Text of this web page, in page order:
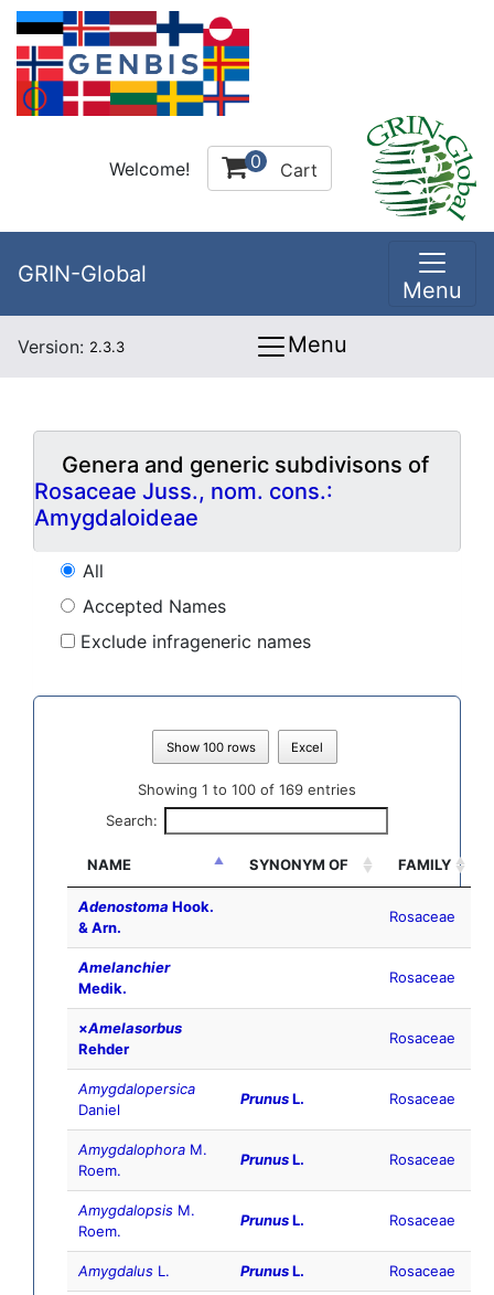
Welcome! 0 Cart
GRIN-Global
Menu
Version: 2.3.3 Menu
Genera and generic subdivisons of
Rosaceae Juss., nom. cons.:
Amygdaloideae
All
Accepted Names
Exclude infrageneric names
Show 100 rows Excel
Showing 1 to 100 of 169 entries
Search:
NAME SYNONYM OF FAMILY
Adenostoma Hook.
& Arn.
Rosaceae
Amelanchier
Medik.
Rosaceae
×Amelasorbus
Rehder
Rosaceae
Amygdalopersica
Daniel
PrunusL. Rosaceae
Amygdalophora M.
Roem.
PrunusL. Rosaceae
Amygdalopsis M.
Roem.
PrunusL. Rosaceae
Amygdalus L. PrunusL. Rosaceae